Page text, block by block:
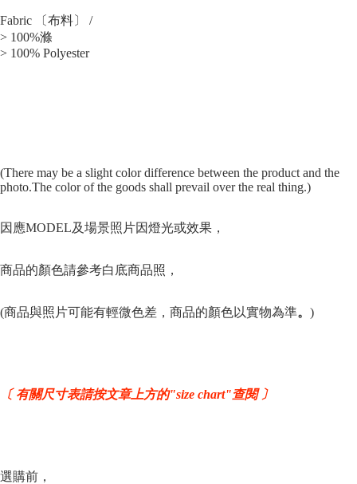
Fabric 〔布料〕 /
> 100%滌
> 100% Polyester
(There may be a slight color difference between the product and the
photo.The color of the goods shall prevail over the real thing.)
因應MODEL及場景照片因燈光或效果，
商品的顏色請參考白底商品照，
(商品與照片可能有輕微色差，商品的顏色以實物為準。 )
〔 有關尺寸表請按文章上方的"size chart"查閱 〕
選購前，